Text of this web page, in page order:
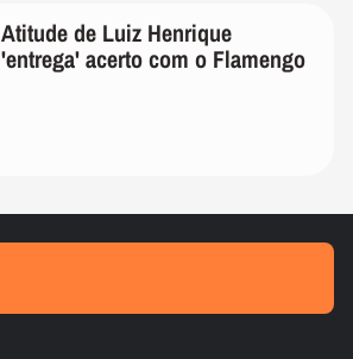
Atitude de Luiz Henrique
'entrega' acerto com o Flamengo